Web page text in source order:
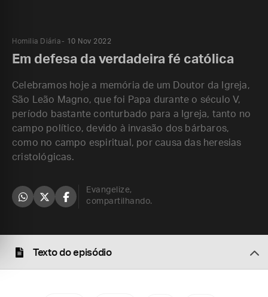
Homilia Diária 10 Nov 2022
Em defesa da verdadeira fé católica
Celebramos hoje a memória de um Doutor da Igreja,
São Leão Magno, que foi Papa durante o século V,
período bastante conturbado para a Igreja, tanto no
campo político, devido à invasão dos bárbaros,
como no campo espiritual, por causa das heresias
cristológicas.
Evangelize,
compartilhando.
Texto do episódio